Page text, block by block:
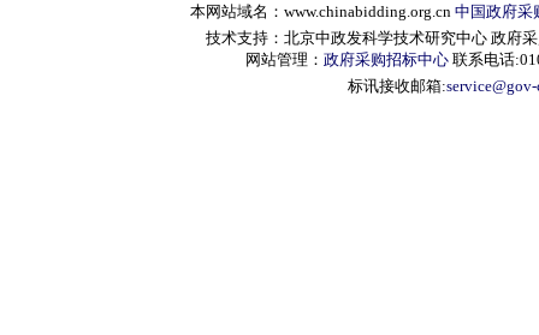
本网站域名：www.chinabidding.org.cn 中国政府采
技术支持：北京中政发科学技术研究中心 政府
网站管理： 政府采购招标中心 联系电话
标讯接收邮箱: